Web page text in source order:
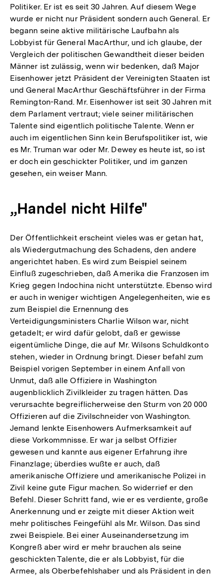
Politiker. Er ist es seit 30 Jahren. Auf diesem Wege
wurde er nicht nur Präsident sondern auch General. Er
begann seine aktive militärische Laufbahn als
Lobbyist für General MacArthur, und ich glaube, der
Vergleich der politischen Gewandtheit dieser beiden
Männer ist zulässig, wenn wir bedenken, daß Major
Eisenhower jetzt Präsident der Vereinigten Staaten ist
und General MacArthur Geschäftsführer in der Firma
Remington-Rand. Mr. Eisenhower ist seit 30 Jahren mit
dem Parlament vertraut; viele seiner militärischen
Talente sind eigentlich politische Talente. Wenn er
auch im eigentlichen Sinn kein Berufspolitiker ist, wie
es Mr. Truman war oder Mr. Dewey es heute ist, so ist
er doch ein geschickter Politiker, und im ganzen
gesehen, ein weiser Mann.
„Handel nicht Hilfe"
Der Öffentlichkeit erscheint vieles was er getan hat,
als Wiedergutmachung des Schadens, den andere
angerichtet haben. Es wird zum Beispiel seinem
Einfluß zugeschrieben, daß Amerika die Franzosen im
Krieg gegen Indochina nicht unterstützte. Ebenso wird
er auch in weniger wichtigen Angelegenheiten, wie es
zum Beispiel die Ernennung des
Verteidigungsministers Charlie Wilson war, nicht
getadelt; er wird dafür gelobt, daß er gewisse
eigentümliche Dinge, die auf Mr. Wilsons Schuldkonto
stehen, wieder in Ordnung bringt. Dieser befahl zum
Beispiel vorigen September in einem Anfall von
Unmut, daß alle Offiziere in Washington
augenblicklich Zivilkleider zu tragen hätten. Das
verursachte begreiflicherweise den Sturm von 20 000
Offizieren auf die Zivilschneider von Washington.
Jemand lenkte Eisenhowers Aufmerksamkeit auf
diese Vorkommnisse. Er war ja selbst Offizier
gewesen und kannte aus eigener Erfahrung ihre
Finanzlage; überdies wußte er auch, daß
amerikanische Offiziere und amerikanische Polizei in
Zivil keine gute Figur machen. So widerrief er den
Befehl. Dieser Schritt fand, wie er es verdiente, große
Anerkennung und er zeigte mit dieser Aktion weit
mehr politisches Feingefühl als Mr. Wilson. Das sind
zwei Beispiele. Bei einer Auseinandersetzung im
Kongreß aber wird er mehr brauchen als seine
geschickten Talente, die er als Lobbyist, für die
Armee, als Oberbefehlshaber und als Präsident in den